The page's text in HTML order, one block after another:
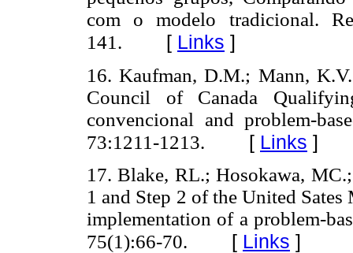
com o modelo tradicional.
141. [ Links ]
16. Kaufman, D.M.; Mann,
Council of Canada
convencional and problem-
73:1211-1213. [ Links ]
17. Blake, RL.; Hosokawa,
1 and Step 2 of the United
implementation of a problem-
75(1):66-70. [ Links ]